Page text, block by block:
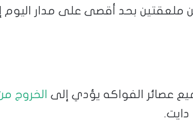
ملعقتين بحد أقصى على مدار
عصائر الفواكه يؤدي إلى الخروج